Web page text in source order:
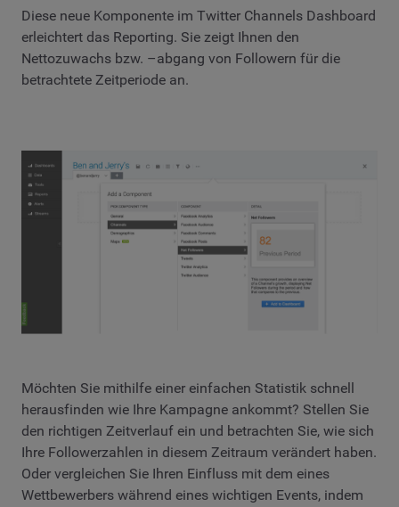
Diese neue Komponente im Twitter Channels Dashboard
erleichtert das Reporting. Sie zeigt Ihnen den
Nettozuwachs bzw. –abgang von Followern für die
betrachtete Zeitperiode an.
Möchten Sie mithilfe einer einfachen Statistik schnell
herausfinden wie Ihre Kampagne ankommt? Stellen Sie
den richtigen Zeitverlauf ein und betrachten Sie, wie sich
Ihre Followerzahlen in diesem Zeitraum verändert haben.
Oder vergleichen Sie Ihren Einfluss mit dem eines
Wettbewerbers während eines wichtigen Events, indem